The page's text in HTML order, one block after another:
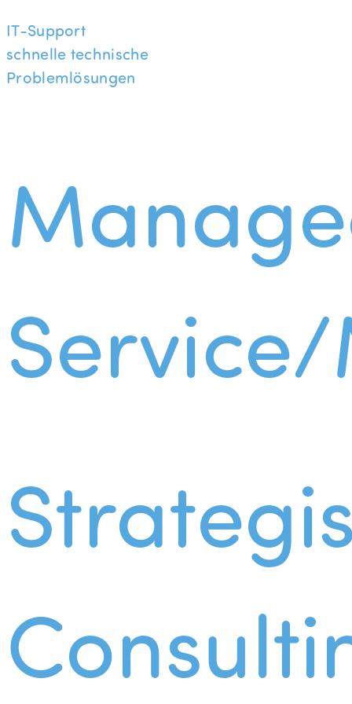
IT-Support
schnelle technische
Problemlösungen